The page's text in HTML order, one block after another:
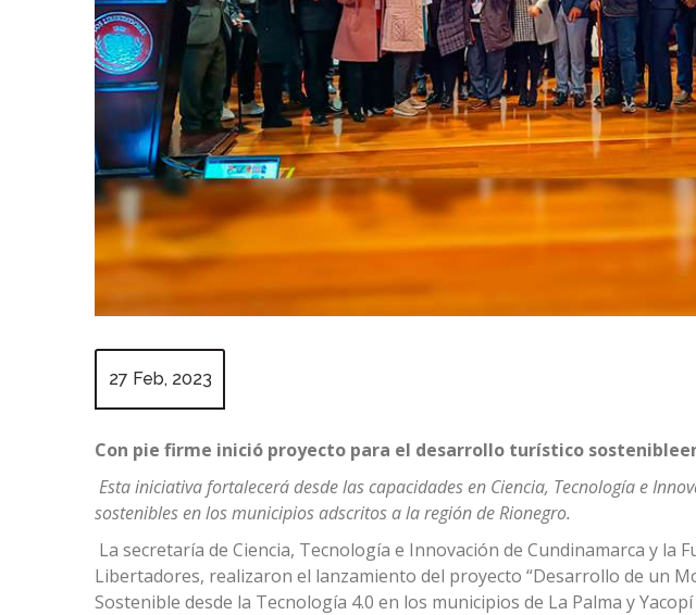
27 Feb, 2023
Con pie firme inició proyecto para el desarrollo turístico sostenible
Esta iniciativa fortalecerá desde las capacidades en Ciencia, Tecnología e
sostenibles en los municipios adscritos a la región de Rionegro.
La secretaría de Ciencia, Tecnología e Innovación de Cundinamarca y la
Libertadores, realizaron el lanzamiento del proyecto “Desarrollo de un
Sostenible desde la Tecnología 4.0 en los municipios de La Palma y